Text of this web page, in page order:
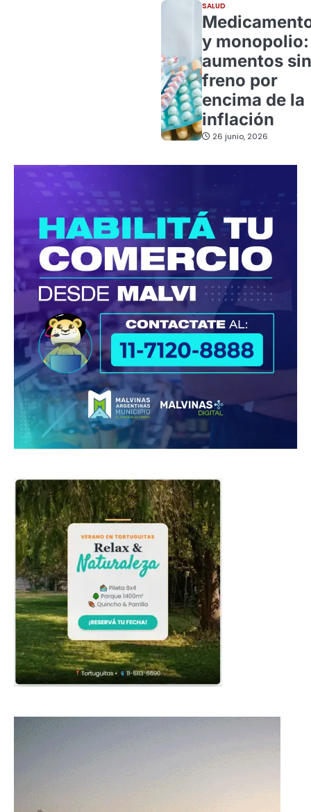
SALUD
y monopolio:
aumentos sin
freno por
encima de la
inflación
26 junio, 2026